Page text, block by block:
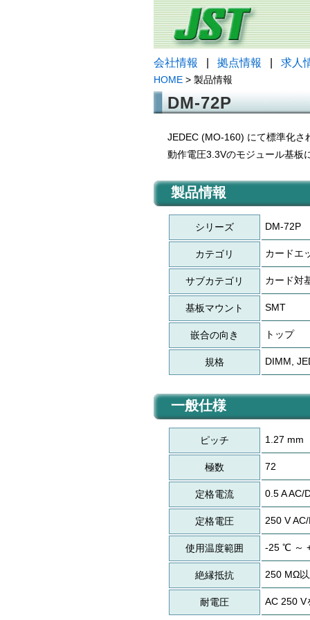
会社情報 拠点情報 求人
HOME > 製品情報
DM-72P
JEDEC (MO-160) にて標準化さ
動作電圧3.3Vのモジュール基板
製品情報
シリーズ DM-72P
カテゴリ カードエ
サブカテゴリ カード対
基板マウント SMT
嵌合の向き トップ
規格 DIMM,
一般仕様
ピッチ 1.27 mm
極数 72
定格電流 0.5 A AC/
定格電圧 250 V
使用温度範囲 -25 ℃ ～
絶縁抵抗 250 MΩ
耐電圧 AC 250 V